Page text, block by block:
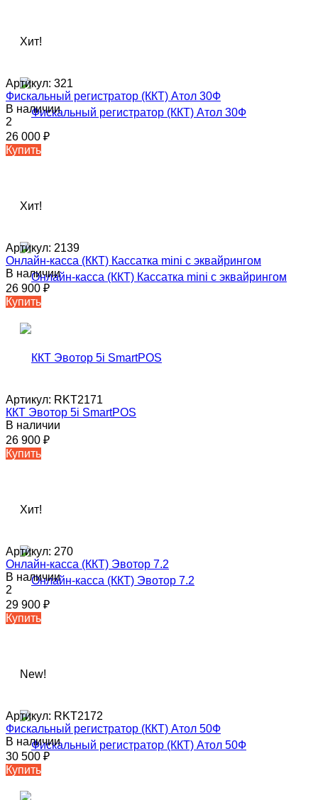
Хит!
Артикул: 321
Фискальный регистратор (ККТ) Атол 30Ф
В наличии
2
26 000 ₽
Купить
Хит!
Артикул: 2139
Онлайн-касса (ККТ) Кассатка mini c эквайрингом
В наличии
26 900 ₽
Купить
Артикул: RKT2171
ККТ Эвотор 5i SmartPOS
В наличии
26 900 ₽
Купить
Хит!
Артикул: 270
Онлайн-касса (ККТ) Эвотор 7.2
В наличии
2
29 900 ₽
Купить
New!
Артикул: RKT2172
Фискальный регистратор (ККТ) Атол 50Ф
В наличии
30 500 ₽
Купить